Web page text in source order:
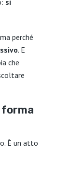
si
perché
. E
che
forma
È un atto